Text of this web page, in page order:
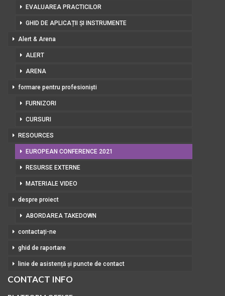
EVALUAREA PRACTICILOR
GHID DE APLICAȚII ȘI INSTRUMENTE
Alert & Arena
ALERT
ARENA
formare pentru profesioniști
FURNIZORI
CURSURI
RESOURCES
EUROPEAN CONFERENCE 2021
RESURSE EXTERNE
MATERIALE VIDEO
despre proiect
ABORDAREA TAKEDOWN
contactați-ne
ghid de raportare
linie de asistență și puncte de contact
CONTACT INFO